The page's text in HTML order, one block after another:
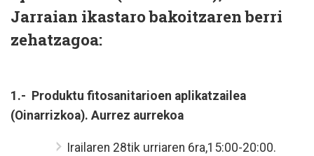
Jarraian ikastaro bakoitzaren berri
zehatzagoa:
1.- Produktu fitosanitarioen aplikatzailea
(Oinarrizkoa). Aurrez aurrekoa
Irailaren 28tik urriaren 6ra,15:00-20:00.